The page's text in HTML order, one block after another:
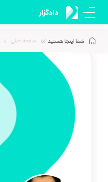
دادگزار
شما اینجا هستید صفحه اصلی